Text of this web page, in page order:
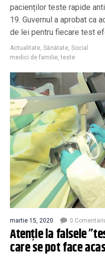
pacienților teste rapide
19. Guvernul a aprobat ca
de lei pentru fiecare test
Actualitate, Sănătate, Social
medici de familie,teste
martie 15, 2020 0
Atenție la falsele
care se pot face